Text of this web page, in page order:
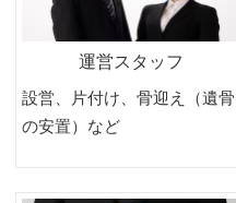
運営スタッフ
設営、片付け、骨迎え（遺骨
の安置）など